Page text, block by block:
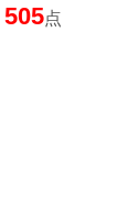
505点